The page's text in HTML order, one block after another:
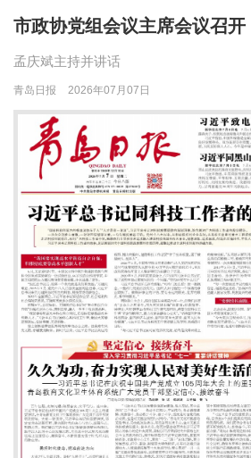
市政协党组会议主席会议召开
孟庆斌主持并讲话
青岛日报 2026年07月07日